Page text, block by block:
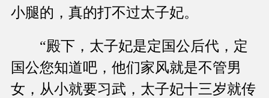
小腿的，真的打不过太子妃。
“殿下，太子妃是定国公后代，定
国公您知道吧，他们家风就是不管男
女，从小就要习武，太子妃十三岁就传